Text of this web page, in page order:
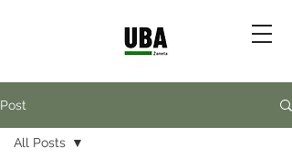
Post
All Posts